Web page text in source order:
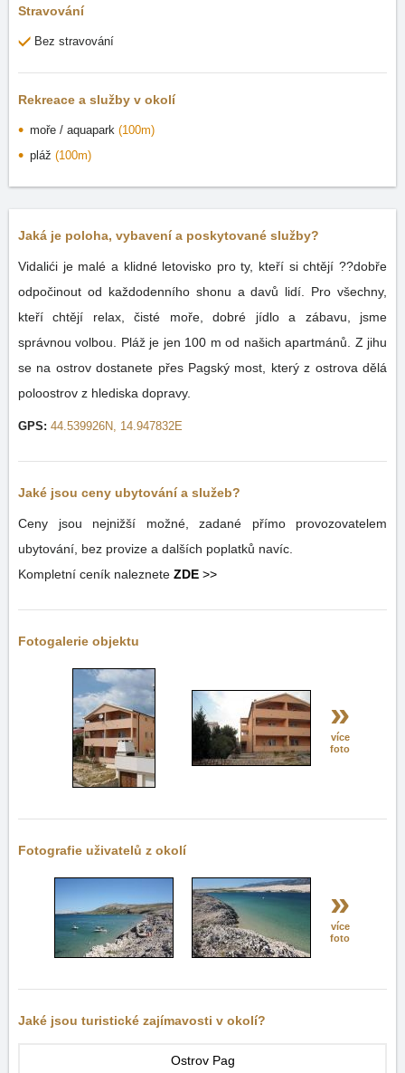
Stravování
Bez stravování
Rekreace a služby v okolí
moře / aquapark (100m)
pláž (100m)
Jaká je poloha, vybavení a poskytované služby?
Vidalići je malé a klidné letovisko pro ty, kteří si chtějí ??dobře
odpočinout od každodenního shonu a davů lidí. Pro všechny,
kteří chtějí relax, čisté moře, dobré jídlo a zábavu, jsme
správnou volbou. Pláž je jen 100 m od našich apartmánů. Z jihu
se na ostrov dostanete přes Pagský most, který z ostrova dělá
poloostrov z hlediska dopravy.
GPS: 44.539926N, 14.947832E
Jaké jsou ceny ubytování a služeb?
Ceny jsou nejnižší možné, zadané přímo provozovatelem
ubytování, bez provize a dalších poplatků navíc.
Kompletní ceník naleznete ZDE >>
Fotogalerie objektu
»
více
foto
Fotografie uživatelů z okolí
»
více
foto
Jaké jsou turistické zajímavosti v okolí?
Ostrov Pag